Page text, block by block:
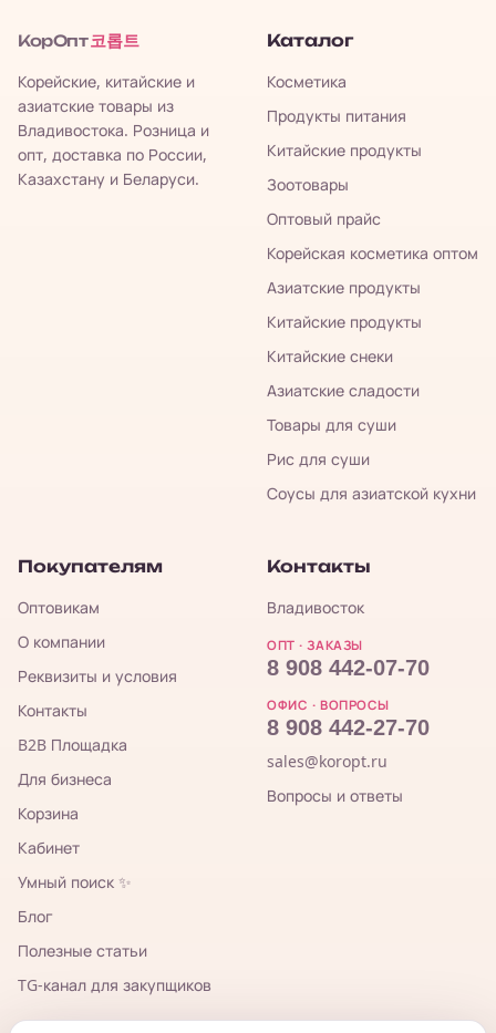
КорОпт 코롭트
Корейские, китайские и
азиатские товары из
Владивостока. Розница и
опт, доставка по России,
Казахстану и Беларуси.
Каталог
Косметика
Продукты питания
Китайские продукты
Зоотовары
Оптовый прайс
Корейская косметика оптом
Азиатские продукты
Китайские продукты
Китайские снеки
Азиатские сладости
Товары для суши
Рис для суши
Соусы для азиатской кухни
Покупателям
Оптовикам
О компании
Реквизиты и условия
Контакты
B2B Площадка
Для бизнеса
Корзина
Кабинет
Умный поиск ✨
Блог
Полезные статьи
TG-канал для закупщиков
Контакты
Владивосток
ОПТ · ЗАКАЗЫ
8 908 442-07-70
ОФИС · ВОПРОСЫ
8 908 442-27-70
sales@koropt.ru
Вопросы и ответы